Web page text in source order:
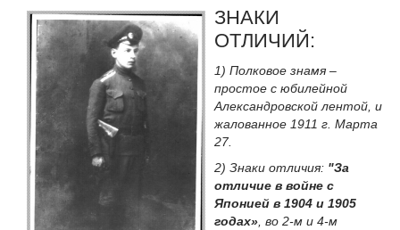
ЗНАКИ
ОТЛИЧИЙ:
1) Полковое знамя –
простое с юбилейной
Александровской лентой, и
жалованное 1911 г. Марта
27.
2) Знаки отличия: "За
отличие в войне с
Японией в 1904 и 1905
годах», во 2-м и 4-м